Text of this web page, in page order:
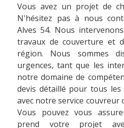
Vous avez un projet de
N'hésitez pas à nous
Alves 54. Nous
travaux de couverture et
région. Nous sommes
urgences, tant que les
notre domaine de
devis détaillé pour tous
avec notre service couvreur
Vous pouvez vous
prend votre projet